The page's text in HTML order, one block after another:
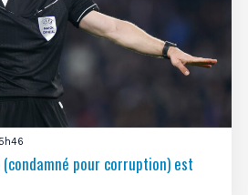
(condamné pour corruption) est